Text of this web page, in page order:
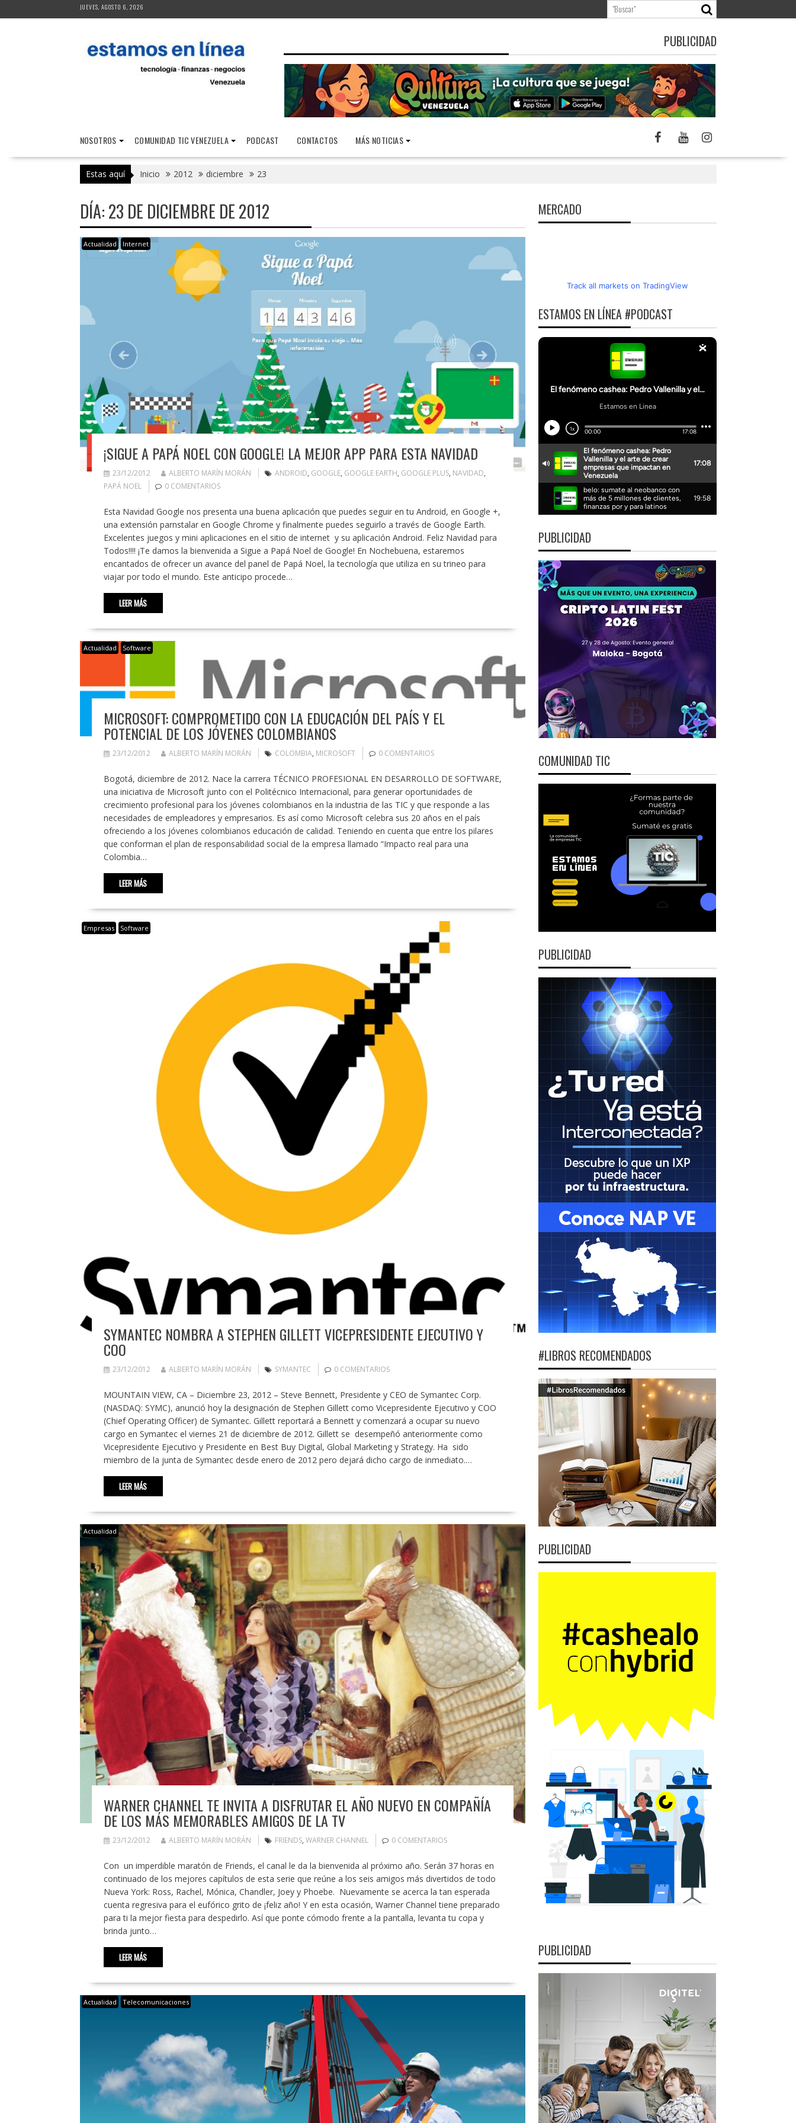
al
JUEVES, AGOSTO 6, 2026
PUBLICIDAD
NOSOTROS COMUNIDAD TIC VENEZUELA PODCAST CONTACTOS MÁS NOTICIAS
Estas aquí Inicio 2012 diciembre 23
DÍA:23 DE DICIEMBRE DE 2012
Actualidad Internet
¡SIGUE A PAPÁ NOEL CON GOOGLE! LA MEJOR APP PARA ESTA NAVIDAD
23/12/2012 ALBERTO MARÍN MORÁN ANDROID, GOOGLE, GOOGLE EARTH, GOOGLE PLUS, NAVIDAD,
PAPÁ NOEL
0 COMENTARIOS
Esta Navidad Google nos presenta una buena aplicación que puedes seguir en tu Android, en Google +,
una extensión parnstalar en Google Chrome y finalmente puedes seguirlo a través de Google Earth.
Excelentes juegos y mini aplicaciones en el sitio de internet y su aplicación Android. Feliz Navidad para
Todos!!!! ¡Te damos la bienvenida a Sigue a Papá Noel de Google! En Nochebuena, estaremos
encantados de ofrecer un avance del panel de Papá Noel, la tecnología que utiliza en su trineo para
viajar por todo el mundo. Este anticipo procede…
LEER MÁS
Actualidad Software
MICROSOFT: COMPROMETIDO CON LA EDUCACIÓN DEL PAÍS Y EL
POTENCIAL DE LOS JÓVENES COLOMBIANOS
23/12/2012 ALBERTO MARÍN MORÁN COLOMBIA, MICROSOFT 0 COMENTARIOS
Bogotá, diciembre de 2012. Nace la carrera TÉCNICO PROFESIONAL EN DESARROLLO DE SOFTWARE,
una iniciativa de Microsoft junto con el Politécnico Internacional, para generar oportunidades de
crecimiento profesional para los jóvenes colombianos en la industria de las TIC y que responde a las
necesidades de empleadores y empresarios. Es así como Microsoft celebra sus 20 años en el país
ofreciendo a los jóvenes colombianos educación de calidad. Teniendo en cuenta que entre los pilares
que conforman el plan de responsabilidad social de la empresa llamado “Impacto real para una
Colombia…
LEER MÁS
Empresas Software
SYMANTEC NOMBRA A STEPHEN GILLETT VICEPRESIDENTE EJECUTIVO Y
COO
23/12/2012 ALBERTO MARÍN MORÁN SYMANTEC 0 COMENTARIOS
MOUNTAIN VIEW, CA – Diciembre 23, 2012 – Steve Bennett, Presidente y CEO de Symantec Corp.
(NASDAQ: SYMC), anunció hoy la designación de Stephen Gillett como Vicepresidente Ejecutivo y COO
(Chief Operating Officer) de Symantec. Gillett reportará a Bennett y comenzará a ocupar su nuevo
cargo en Symantec el viernes 21 de diciembre de 2012. Gillett se desempeñó anteriormente como
Vicepresidente Ejecutivo y Presidente en Best Buy Digital, Global Marketing y Strategy. Ha sido
miembro de la junta de Symantec desde enero de 2012 pero dejará dicho cargo de inmediato.…
LEER MÁS
Actualidad
WARNER CHANNEL TE INVITA A DISFRUTAR EL AÑO NUEVO EN COMPAÑÍA
DE LOS MÁS MEMORABLES AMIGOS DE LA TV
23/12/2012 ALBERTO MARÍN MORÁN FRIENDS, WARNER CHANNEL 0 COMENTARIOS
Con un imperdible maratón de Friends, el canal le da la bienvenida al próximo año. Serán 37 horas en
continuado de los mejores capítulos de esta serie que reúne a los seis amigos más divertidos de todo
Nueva York: Ross, Rachel, Mónica, Chandler, Joey y Phoebe. Nuevamente se acerca la tan esperada
cuenta regresiva para el eufórico grito de ¡feliz año! Y en esta ocasión, Warner Channel tiene preparado
para ti la mejor fiesta para despedirlo. Así que ponte cómodo frente a la pantalla, levanta tu copa y
brinda junto…
LEER MÁS
Actualidad Telecomunicaciones
MERCADO
Track all markets on TradingView
ESTAMOS EN LÍNEA #PODCAST
PUBLICIDAD
COMUNIDAD TIC
PUBLICIDAD
#LIBROS RECOMENDADOS
PUBLICIDAD
PUBLICIDAD